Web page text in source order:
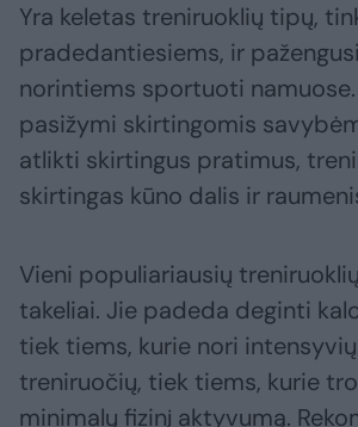
Yra keletas treniruoklių tipų,
pradedantiesiems, ir
norintiems sportuoti
pasižymi skirtingomis
atlikti skirtingus pratimus,
skirtingas kūno dalis ir
Vieni populiariausių
takeliai. Jie padeda deginti
tiek tiems, kurie nori
treniruočių, tiek tiems, kurie
minimalų fizinį aktyvumą.